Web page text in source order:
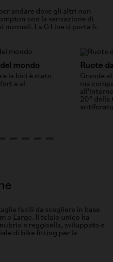
andare dove gli altri non
con la sensazione di
normali. La G Line ti porta lì.
mondo
la bici è stato
e al
Ruote
Grande
ma
20” della
facili da scegliere in base
o Large. Il telaio unico ha
e reggisella, sviluppato e
di bike fitting per la